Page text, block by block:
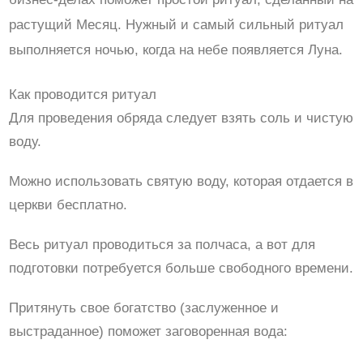
растущий Месяц. Нужный и самый сильный ритуал
выполняется ночью, когда на небе появляется Луна.
Как проводится ритуал
Для проведения обряда следует взять соль и чистую
воду.
Можно использовать святую воду, которая отдается в
церкви бесплатно.
Весь ритуал проводиться за полчаса, а вот для
подготовки потребуется больше свободного времени.
Притянуть свое богатство (заслуженное и
выстраданное) поможет заговоренная вода: